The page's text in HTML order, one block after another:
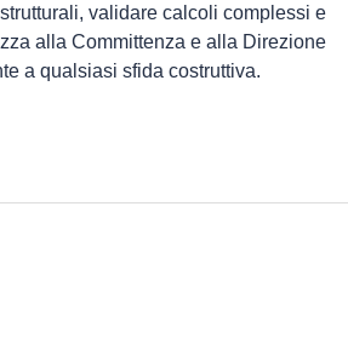
validare calcoli complessi e
alla Committenza e alla Direzione
a qualsiasi sfida costruttiva.